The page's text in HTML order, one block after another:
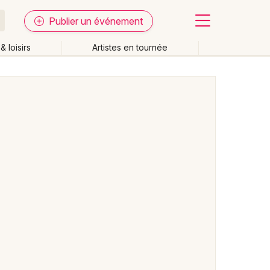
Publier un événement
loisirs Artistes en tournée